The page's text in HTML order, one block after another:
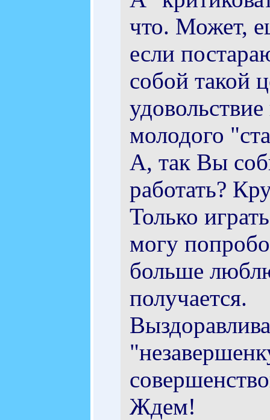
что. Может,
если
собой такой
молодого
А, так Вы
работать?
Только
могу
больше
получается.
Ждем!